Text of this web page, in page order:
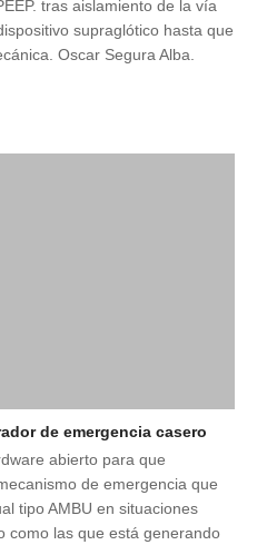
tras aislamiento de la vía
supraglótico hasta que
Oscar Segura Alba.
de emergencia casero
abierto para que
de emergencia que
tipo AMBU en situaciones
como las que está generando